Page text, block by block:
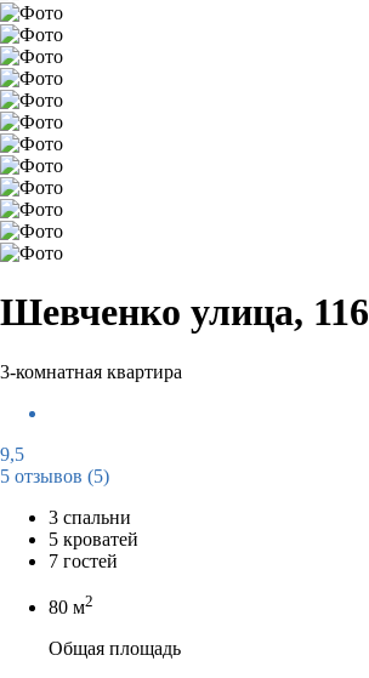
Шевченко улица, 116
3-комнатная квартира
9,5
5 отзывов (5)
3 спальни
5 кроватей
7 гостей
80 м2
Общая площадь